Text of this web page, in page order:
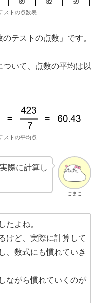
ストの点数表
テストの点数」です。
いて、点数の平均は以
ストの平均点
ごまこ
際に計算し
たよね。
けど、実際に計算して
、数式にも慣れていき
ながら慣れていくのが